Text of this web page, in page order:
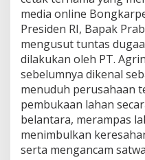
)
,
D
e
s
a
k
r
e
s
i
media online
Presiden RI, Bapak
mengusut tuntas
dilakukan oleh PT.
sebelumnya dikenal
menuduh perusahaan
pembukaan lahan
belantara, merampas
menimbulkan
serta mengancam